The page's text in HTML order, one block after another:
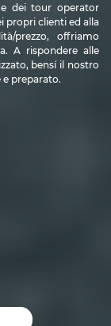
nella natura, vi
Formentera,
oppure
villaggio di Es Caló
di pesce dove
giorno location.
abitanti. Molte le
delle sue acque.
anche per le
costa poco ventosa.
e dei tour operator
propri clienti ed alla
prezzo, offriamo
A rispondere alle
bensí il nostro
e preparato.